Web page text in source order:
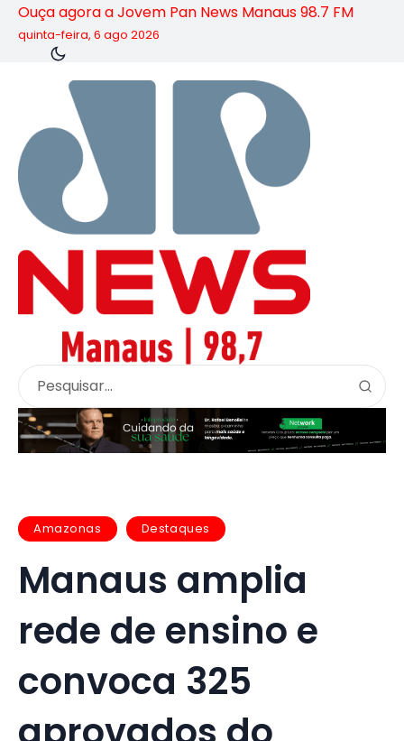
Ouça agora a Jovem Pan News Manaus 98.7 FM
quinta-feira, 6 ago 2026
Amazonas Destaques
Manaus amplia
rede de ensino e
convoca 325